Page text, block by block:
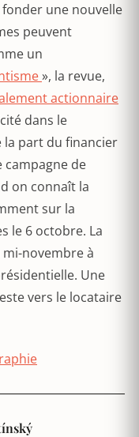
fonder une nouvelle
peuvent
un
», la revue,
actionnaire
dans le
la part du financier
campagne de
on connaît la
sur la
le 6 octobre. La
novembre à
Une
vers le locataire